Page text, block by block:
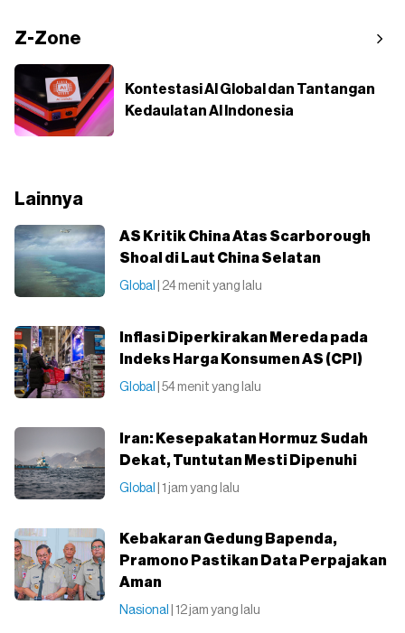
Z-Zone
Kontestasi AI Global dan Tantangan
Kedaulatan AI Indonesia
Lainnya
AS Kritik China Atas Scarborough
Shoal di Laut China Selatan
Global | 24 menit yang lalu
Inflasi Diperkirakan Mereda pada
Indeks Harga Konsumen AS (CPI)
Global | 54 menit yang lalu
Iran: Kesepakatan Hormuz Sudah
Dekat, Tuntutan Mesti Dipenuhi
Global | 1 jam yang lalu
Kebakaran Gedung Bapenda,
Pramono Pastikan Data Perpajakan
Aman
Nasional | 12 jam yang lalu